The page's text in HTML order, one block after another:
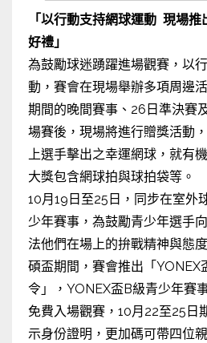
「以行動支持網球運動 現場推
好禮」
為鼓勵球迷踴躍進場觀賽，以
動，賽會在現場舉辦多項周邊
期間的晚間賽事、26日準決賽
場賽後，現場將進行贈獎活動
上選手擊出之幸運網球，就有
大獎包含網球拍與球拍袋等。
10月19日至25日，同步在室外
少年賽事，為鼓勵青少年選手
法他們在場上的拚戰精神與態
碩盃期間，賽會推出「YONEX
令」，YONEX盃B級青少年賽
免費入場觀賽，10月22至25日
示身份證明，更加碼可帶四位